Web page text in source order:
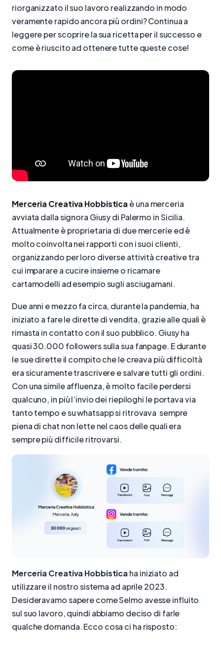
riorganizzato il suo lavoro realizzando in modo
veramente rapido ancora più ordini? Continua a
leggere per scoprire la sua ricetta per il successo e
come è riuscito ad ottenere tutte queste cose!
Merceria Creativa Hobbistica è una merceria
avviata dalla signora Giusy di Palermo in Sicilia.
Attualmente è proprietaria di due mercerie ed è
molto coinvolta nei rapporti con i suoi clienti,
organizzando per loro diverse attività creative tra
cui imparare a cucire insieme o ricamare
cartamodelli ad esempio sugli asciugamani.
Due anni e mezzo fa circa, durante la pandemia, ha
iniziato a fare le dirette di vendita, grazie alle quali è
rimasta in contatto con il suo pubblico. Giusy ha
quasi 30.000 followers sulla sua fanpage. E durante
le sue dirette il compito che le creava più difficoltà
era sicuramente trascrivere e salvare tutti gli ordini.
Con una simile affluenza, è molto facile perdersi
qualcuno, in più l’invio dei riepiloghi le portava via
tanto tempo e su whatsapp si ritrovava sempre
piena di chat non lette nel caos delle quali era
sempre più difficile ritrovarsi.
Merceria Creativa Hobbistica ha iniziato ad
utilizzare il nostro sistema ad aprile 2023.
Desideravamo sapere come Selmo avesse influito
sul suo lavoro, quindi abbiamo deciso di farle
qualche domanda. Ecco cosa ci ha risposto: